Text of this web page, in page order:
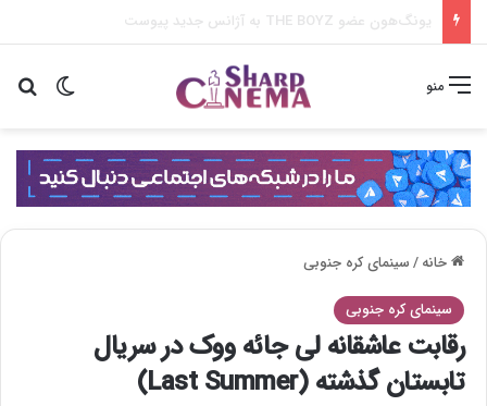
دعوا بزرگ جی سونگ و ها یون کیونگ در شغل آپارتمان
تغییر منو
خانه/سینمای کره جنوبی
سینمای کره جنوبی
رقابت عاشقانه لی جائه ووک در سریال
تابستان گذشته (Last Summer)